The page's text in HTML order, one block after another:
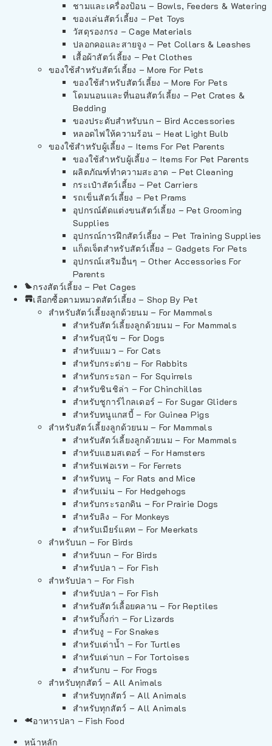
ชามและเครื่องป้อน – Bowls, Feeders & Watering
ของเล่นสัตว์เลี้ยง – Pet Toys
วัสดุรองกรง – Cage Materials
ปลอกคอและสายจูง – Pet Collars & Leashes
เสื้อผ้าสัตว์เลี้ยง – Pet Clothes
ของใช้สำหรับสัตว์เลี้ยง – More For Pets
ของใช้สำหรับสัตว์เลี้ยง – More For Pets
โดมนอนและที่นอนสัตว์เลี้ยง – Pet Crates &
Bedding
ของประดับสำหรับนก – Bird Accessories
หลอดไฟให้ความร้อน – Heat Light Bulb
ของใช้สำหรับผู้เลี้ยง – Items For Pet Parents
ของใช้สำหรับผู้เลี้ยง – Items For Pet Parents
ผลิตภัณฑ์ทำความสะอาด – Pet Cleaning
กระเป๋าสัตว์เลี้ยง – Pet Carriers
รถเข็นสัตว์เลี้ยง – Pet Prams
อุปกรณ์ตัดแต่งขนสัตว์เลี้ยง – Pet Grooming
Supplies
อุปกรณ์การฝึกสัตว์เลี้ยง – Pet Training Supplies
แก็ดเจ็ตสำหรับสัตว์เลี้ยง – Gadgets For Pets
อุปกรณ์เสริมอื่นๆ – Other Accessories For
Parents
กรงสัตว์เลี้ยง – Pet Cages
เลือกซื้อตามหมวดสัตว์เลี้ยง – Shop By Pet
สำหรับสัตว์เลี้ยงลูกด้วยนม – For Mammals
สำหรับสัตว์เลี้ยงลูกด้วยนม – For Mammals
สำหรับสุนัข – For Dogs
สำหรับแมว – For Cats
สำหรับกระต่าย – For Rabbits
สำหรับกระรอก – For Squirrels
สำหรับชินชิล่า – For Chinchillas
สำหรับชูการ์ไกลเดอร์ – For Sugar Gliders
สำหรับหนูแกสบี้ – For Guinea Pigs
สำหรับสัตว์เลี้ยงลูกด้วยนม – For Mammals
สำหรับสัตว์เลี้ยงลูกด้วยนม – For Mammals
สำหรับแฮมสเตอร์ – For Hamsters
สำหรับเฟอเรท – For Ferrets
สำหรับหนู – For Rats and Mice
สำหรับเม่น – For Hedgehogs
สำหรับกระรอกดิน – For Prairie Dogs
สำหรับลิง – For Monkeys
สำหรับเมียร์แคท – For Meerkats
สำหรับนก – For Birds
สำหรับนก – For Birds
สำหรับปลา – For Fish
สำหรับปลา – For Fish
สำหรับปลา – For Fish
สำหรับสัตว์เลื้อยคลาน – For Reptiles
สำหรับกิ้งก่า – For Lizards
สำหรับงู – For Snakes
สำหรับเต่าน้ำ – For Turtles
สำหรับเต่าบก – For Tortoises
สำหรับกบ – For Frogs
สำหรับทุกสัตว์ – All Animals
สำหรับทุกสัตว์ – All Animals
สำหรับทุกสัตว์ – All Animals
อาหารปลา – Fish Food
หน้าหลัก